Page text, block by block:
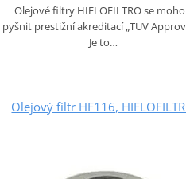
Olejové filtry HIFLOFILTRO se
pyšnit prestižní akreditací „TUV
Je to…
Olejový filtr HF116,